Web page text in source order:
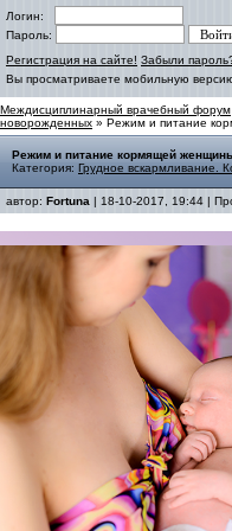
Логин:
Пароль:
Регистрация на сайте! Забыли
Вы просматриваете мобильную
Междисциплинарный врачебный форум
новорожденных » Режим и питание
Режим и питание кормящей
Категория: Грудное вскармливание.
автор: Fortuna | 18-10-2017, 19:44 |